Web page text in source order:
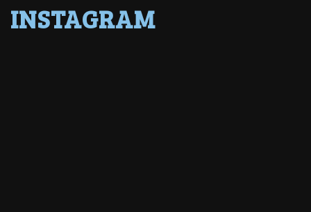
INSTAGRAM